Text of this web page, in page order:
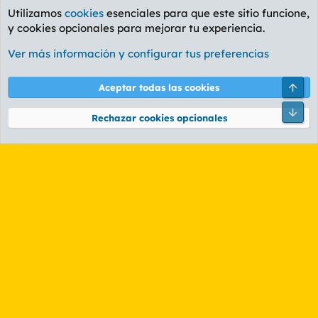
Valencia
Cookies
PL OLDSTYLE AMARILLO
Términos y reglas Política de privacidad Ayuda
Community platform by XenForo® © 2010-2026 XenForo Ltd.
Utilizamos cookies esenciales para que este sitio funcione,
y cookies opcionales para mejorar tu experiencia.
Ver más información y configurar tus preferencias
Aceptar todas las cookies
Rechazar cookies opcionales
Pie